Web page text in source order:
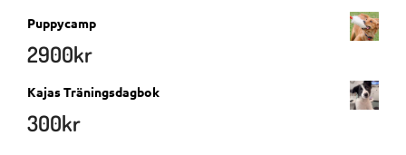
Puppycamp
2900kr
Kajas Träningsdagbok
300kr